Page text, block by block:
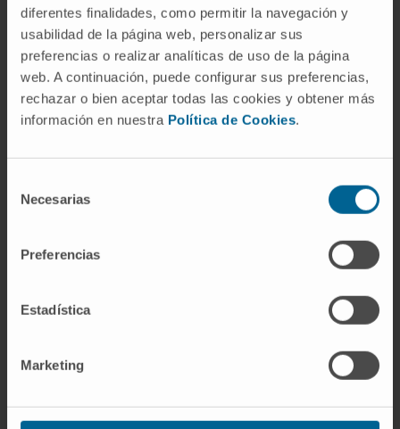
diferentes finalidades, como permitir la navegación y
usabilidad de la página web, personalizar sus
preferencias o realizar analíticas de uso de la página
web. A continuación, puede configurar sus preferencias,
rechazar o bien aceptar todas las cookies y obtener más
información en nuestra Política de Cookies.
Necesarias
Preferencias
Estadística
Marketing
¿Por qué en la Clínica?
Colaboramos en los ensayos clínicos para
garantizar la máxima seguridad de los